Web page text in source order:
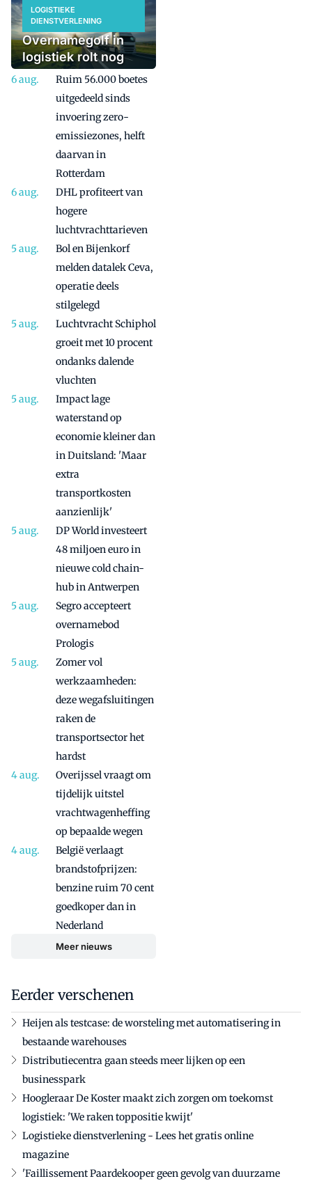
LOGISTIEKE
DIENSTVERLENING
Overnamegolf in
logistiek rolt nog
even doorRuim 56.000 boetes
uitgedeeld sinds
invoering zero-
emissiezones, helft
daarvan in
Rotterdam
DHL profiteert van
hogere
luchtvrachttarieven
Bol en Bijenkorf
melden datalek Ceva,
operatie deels
stilgelegd
Luchtvracht Schiphol
groeit met 10 procent
ondanks dalende
vluchten
Impact lage
waterstand op
economie kleiner dan
in Duitsland: 'Maar
extra
transportkosten
aanzienlijk'
DP World investeert
48 miljoen euro in
nieuwe cold chain-
hub in Antwerpen
Segro accepteert
overnamebod
Prologis
Zomer vol
werkzaamheden:
deze wegafsluitingen
raken de
transportsector het
hardst
Overijssel vraagt om
tijdelijk uitstel
vrachtwagenheffing
op bepaalde wegen
België verlaagt
brandstofprijzen:
benzine ruim 70 cent
goedkoper dan in
Nederland
Meer nieuws
Eerder verschenen
Heijen als testcase: de worsteling met automatisering in
bestaande warehouses
Distributiecentra gaan steeds meer lijken op een
businesspark
Hoogleraar De Koster maakt zich zorgen om toekomst
logistiek: 'We raken toppositie kwijt'
Logistieke dienstverlening - Lees het gratis online
magazine
'Faillissement Paardekooper geen gevolg van duurzame